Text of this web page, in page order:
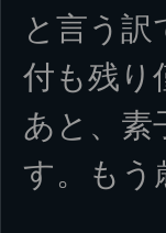
と言う
付も残り
あと、素
す。もう